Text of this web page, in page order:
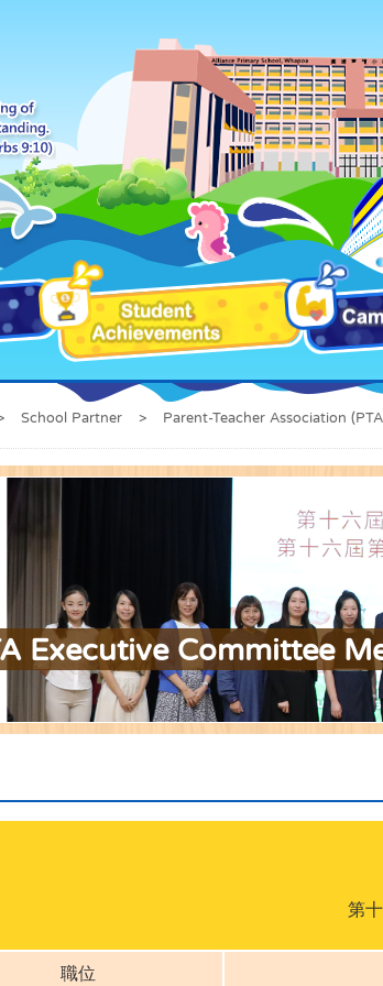
School Partner > Parent-Teacher Association
Executive Committee
第
職位